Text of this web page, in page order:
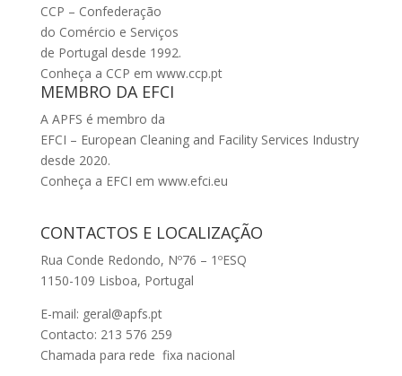
CCP – Confederação
do Comércio e Serviços
de Portugal desde 1992.
Conheça a CCP em www.ccp.pt
MEMBRO DA EFCI
A APFS é membro da
EFCI – European Cleaning and Facility Services Industry
desde 2020.
Conheça a EFCI em www.efci.eu
CONTACTOS E LOCALIZAÇÃO
Rua Conde Redondo, Nº76 – 1ºESQ
1150-109 Lisboa, Portugal
E-mail: geral@apfs.pt
Contacto: 213 576 259
Chamada para rede fixa nacional